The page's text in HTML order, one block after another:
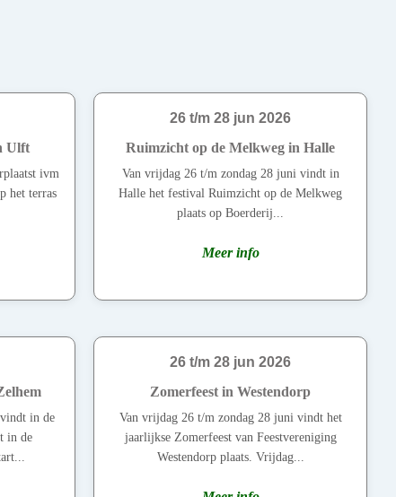
Ulft
ivm
het terras
26 t/m 28 jun 2026
Ruimzicht op de Melkweg in Halle
Van vrijdag 26 t/m zondag 28 juni vindt in
Halle het festival Ruimzicht op de Melkweg
plaats op Boerderij...
Meer info
in de
in de
26 t/m 28 jun 2026
Zomerfeest in Westendorp
Van vrijdag 26 t/m zondag 28 juni vindt het
jaarlijkse Zomerfeest van Feestvereniging
Westendorp plaats. Vrijdag...